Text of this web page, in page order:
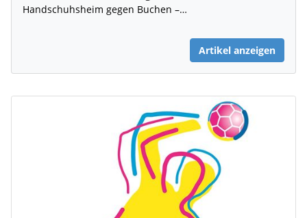
Handschuhsheim gegen Buchen –…
Artikel anzeigen